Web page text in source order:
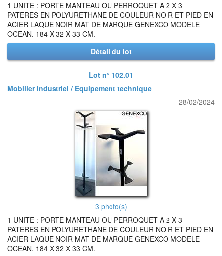
1 UNITE : PORTE MANTEAU OU PERROQUET A 2 X 3
PATERES EN POLYURETHANE DE COULEUR NOIR ET PIED EN
ACIER LAQUE NOIR MAT DE MARQUE GENEXCO MODELE
OCEAN. 184 X 32 X 33 CM.
Détail du lot
Lot n° 102.01
Mobilier industriel / Equipement technique
28/02/2024
3 photo(s)
1 UNITE : PORTE MANTEAU OU PERROQUET A 2 X 3
PATERES EN POLYURETHANE DE COULEUR NOIR ET PIED EN
ACIER LAQUE NOIR MAT DE MARQUE GENEXCO MODELE
OCEAN. 184 X 32 X 33 CM.